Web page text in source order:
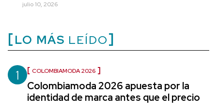
julio 10, 2026
LO MÁS LEÍDO
1 COLOMBIAMODA 2026
Colombiamoda 2026 apuesta por la
identidad de marca antes que el precio